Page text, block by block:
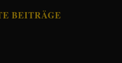
BEITRÄGE